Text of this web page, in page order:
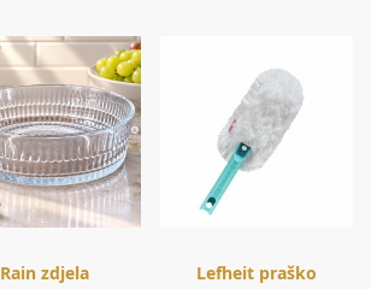
Rain zdjela
Lefheit praško